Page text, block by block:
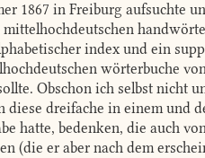
1867 in Freiburg aufsuchte
mittelhochdeutschen
index und ein
wörterbuche
Obschon ich selbst nicht
diese dreifache in einem und
hatte, bedenken, die auch
(die er aber nach dem